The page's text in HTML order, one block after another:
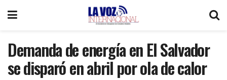
Demanda de energía en El Salvador
se disparó en abril por ola de calor